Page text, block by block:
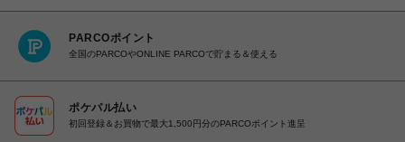
PARCOポイント
全国のPARCOやONLINE PARCOで貯まる＆使える
ポケパル払い
初回登録＆お買物で最大1,500円分のPARCOポイント進呈